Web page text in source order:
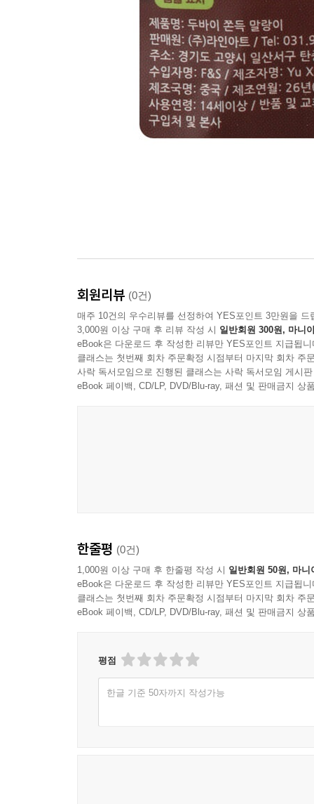
회원리뷰 (0건)
매주 10건의 우수리뷰를 선정하여 YES포인트 3만원을 드
3,000원 이상 구매 후 리뷰 작성 시 일반회원 300원, 마니
eBook은 다운로드 후 작성한 리뷰만 YES포인트 지급됩니
클래스는 첫번째 회차 주문확정 시점부터 마지막 회차 주
사락 독서모임으로 진행된 클래스는 사락 독서모임 게시
eBook 페이백, CD/LP, DVD/Blu-ray, 패션 및 판매금지 상
한줄평 (0건)
1,000원 이상 구매 후 한줄평 작성 시 일반회원 50원, 마니
eBook은 다운로드 후 작성한 리뷰만 YES포인트 지급됩니
클래스는 첫번째 회차 주문확정 시점부터 마지막 회차 주
eBook 페이백, CD/LP, DVD/Blu-ray, 패션 및 판매금지 상
평점
한글 기준 50자까지 작성가능